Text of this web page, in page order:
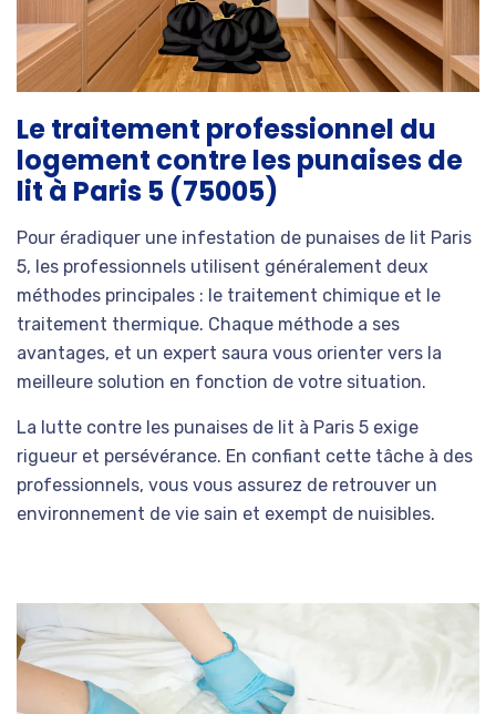
Le traitement professionnel du
logement contre les punaises de
lit à Paris 5 (75005)
Pour éradiquer une infestation de punaises de lit Paris
5, les professionnels utilisent généralement deux
méthodes principales : le traitement chimique et le
traitement thermique. Chaque méthode a ses
avantages, et un expert saura vous orienter vers la
meilleure solution en fonction de votre situation.
La lutte contre les punaises de lit à Paris 5 exige
rigueur et persévérance. En confiant cette tâche à des
professionnels, vous vous assurez de retrouver un
environnement de vie sain et exempt de nuisibles.